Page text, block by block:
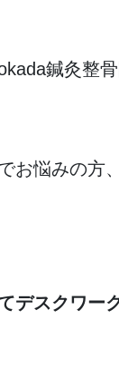
鍼灸整
お悩みの方
デスクワー